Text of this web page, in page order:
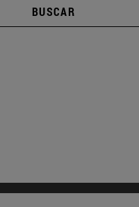
BUSCAR